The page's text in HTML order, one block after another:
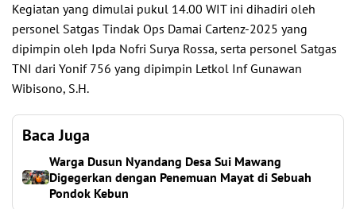
Kegiatan yang dimulai pukul 14.00 WIT ini dihadiri oleh
personel Satgas Tindak Ops Damai Cartenz-2025 yang
dipimpin oleh Ipda Nofri Surya Rossa, serta personel Satgas
TNI dari Yonif 756 yang dipimpin Letkol Inf Gunawan
Wibisono, S.H.
Baca Juga
Warga Dusun Nyandang Desa Sui Mawang
Digegerkan dengan Penemuan Mayat di Sebuah
Pondok Kebun